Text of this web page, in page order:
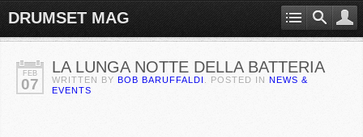
DRUMSET MAG
FEB
07
LA LUNGA NOTTE DELLA BATTERIA
WRITTEN BY BOB BARUFFALDI . POSTED IN NEWS &
EVENTS